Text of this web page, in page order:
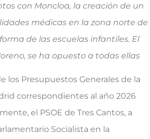
con Moncloa, la creación de un
médicas en la zona norte de
de las escuelas infantiles. El
se ha opuesto a todas ellas
los Presupuestos Generales de la
correspondientes al año 2026
el PSOE de Tres Cantos, a
Socialista en la